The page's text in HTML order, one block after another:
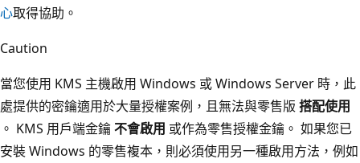
心取得協助。
Caution
當您使用 KMS 主機啟用 Windows 或 Windows Server 時，此
處提供的密鑰適用於大量授權案例，且無法與零售版 搭配使用
。 KMS 用戶端金鑰不會啟用 或作為零售授權金鑰。 如果您已
安裝 Windows 的零售複本，則必須使用另一種啟用方法，例如